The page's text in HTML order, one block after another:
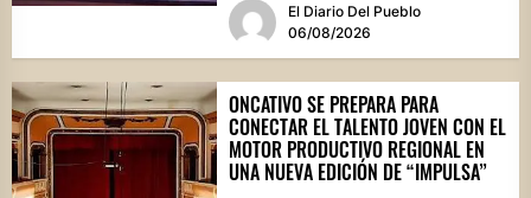
El Diario Del Pueblo
06/08/2026
ONCATIVO SE PREPARA PARA
CONECTAR EL TALENTO JOVEN CON EL
MOTOR PRODUCTIVO REGIONAL EN
UNA NUEVA EDICIÓN DE “IMPULSA”